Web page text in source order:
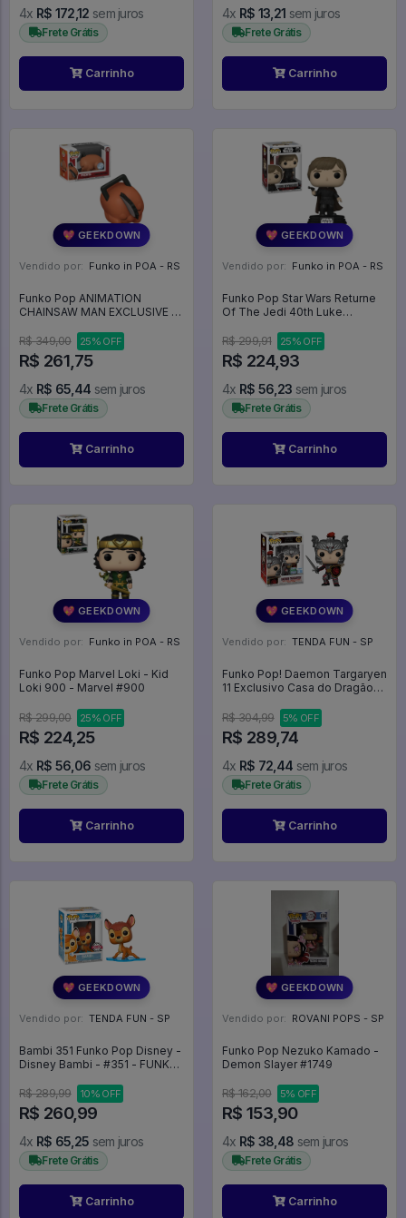
4x R$ 172,12 sem juros
Frete Grátis
Carrinho
4x R$ 13,21 sem juros
Frete Grátis
Carrinho
💖 GEEKDOWN
Vendido por: Funko in POA - RS
Funko Pop ANIMATION
CHAINSAW MAN EXCLUSIVE -
#1765
R$ 349,00 25% OFF
R$ 261,75
4x R$ 65,44 sem juros
Frete Grátis
Carrinho
💖 GEEKDOWN
Vendido por: Funko in POA - RS
Funko Pop Star Wars Returne
Of The Jedi 40th Luke
R$ 299,91
25% OFF
R$ 224,93
4x R$ 56,23 sem juros
Frete Grátis
Carrinho
💖 GEEKDOWN
Vendido por: Funko in POA - RS
Funko Pop Marvel Loki - Kid
Loki 900 - Marvel #900
R$ 299,00 25% OFF
R$ 224,25
4x R$ 56,06 sem juros
Frete Grátis
Carrinho
💖 GEEKDOWN
Vendido por: TENDA FUN - SP
Funko Pop! Daemon Targaryen
11 Exclusivo Casa do Dragão
R$ 304,99
5% OFF
R$ 289,74
4x R$ 72,44 sem juros
Frete Grátis
Carrinho
💖 GEEKDOWN
Vendido por: TENDA FUN - SP
Bambi 351 Funko Pop Disney -
Disney Bambi - #351 - FUNKO
R$ 289,99
10% OFF
R$ 260,99
4x R$ 65,25 sem juros
Frete Grátis
Carrinho
💖 GEEKDOWN
Vendido por: ROVANI POPS - SP
Funko Pop Nezuko Kamado -
Demon Slayer #1749
R$ 162,00 5% OFF
R$ 153,90
4x R$ 38,48 sem juros
Frete Grátis
Carrinho